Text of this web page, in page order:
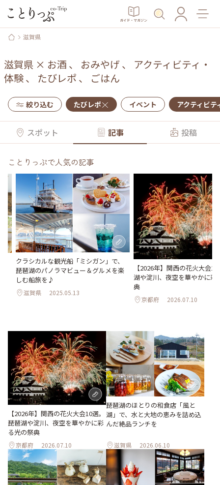
ガイド・マガジン
滋賀県
滋賀県 × お酒 、 おみやげ 、 アクティビティ・
体験、 たびレポ 、 ごはん
絞り込む たびレポ イベント アクティビテ
スポット 記事 投稿
ことりっぷで人気の記事
クラシカルな観光船「ミシガン」で、
琵琶湖のパノラマビュー＆グルメを楽
しむ船旅を♪
滋賀県 2025.05.13
【2026年】関西の花火大会
湖や淀川、夜空を華やかに彩
典
京都府 2026.07.10
【2026年】関西の花火大会10選。
琵琶湖や淀川、夜空を華やかに彩
る光の祭典
京都府 2026.07.10
琵琶湖のほとりの和食店「風と
湖」で、水と大地の恵みを詰め込
んだ絶品ランチを
滋賀県 2026.06.10